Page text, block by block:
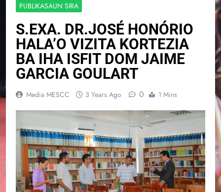
PUBLIKASAUN SIRA
S.EXA. DR.JOSÉ HONÓRIO
HALA’O VIZITA KORTEZIA
BA IHA ISFIT DOM JAIME
GARCIA GOULART
Media MESCC 3 Years Ago 0 1 Mins